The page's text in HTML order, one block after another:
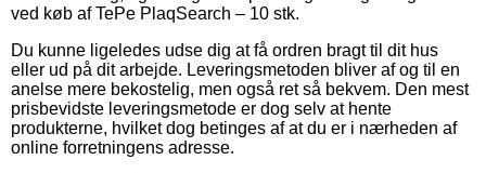
ved køb af TePe PlaqSearch – 10 stk.
Du kunne ligeledes udse dig at få ordren bragt til dit hus
eller ud på dit arbejde. Leveringsmetoden bliver af og til en
anelse mere bekostelig, men også ret så bekvem. Den mest
prisbevidste leveringsmetode er dog selv at hente
produkterne, hvilket dog betinges af at du er i nærheden af
online forretningens adresse.